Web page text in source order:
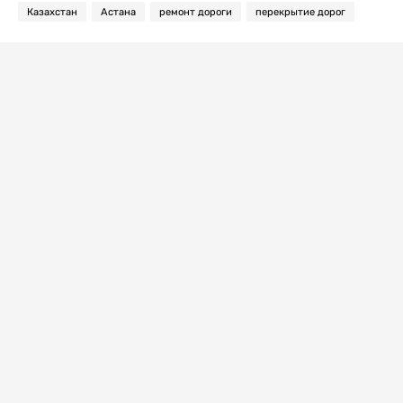
Казахстан Астана ремонт дороги перекрытие дорог